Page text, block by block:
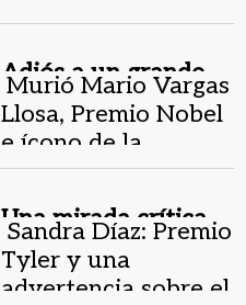
Adiós a un grande.
Murió Mario Vargas
Llosa, Premio Nobel
e ícono de la
literatura de habla
Una mirada crítica .
Sandra Díaz: Premio
Tyler y una
advertencia sobre el